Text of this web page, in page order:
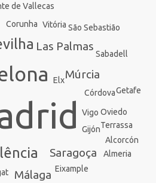
Saragoça
Málaga
Múrcia
Las Palmas
Córdova
Vigo
Gijón
Eixample
Corunha
de Vallecas
Vitória
Elx
Oviedo
Terrassa
Sabadell
Almeria
São Sebastião
Alcorcón
Getafe